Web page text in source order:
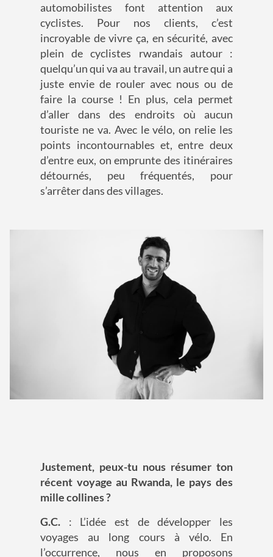
automobilistes font attention aux
cyclistes. Pour nos clients, c’est
incroyable de vivre ça, en sécurité, avec
plein de cyclistes rwandais autour :
quelqu’un qui va au travail, un autre qui a
juste envie de rouler avec nous ou de
faire la course ! En plus, cela permet
d’aller dans des endroits où aucun
touriste ne va. Avec le vélo, on relie les
points incontournables et, entre deux
d’entre eux, on emprunte des itinéraires
détournés, peu fréquentés, pour
s’arrêter dans des villages.
Justement, peux-tu nous résumer ton
récent voyage au Rwanda, le pays des
mille collines ?
G.C. : L’idée est de développer les
voyages au long cours à vélo. En
l’occurrence, nous en proposons